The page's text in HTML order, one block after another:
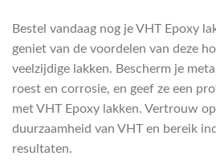
Bestel vandaag nog je VHT Epoxy
geniet van de voordelen van deze
veelzijdige lakken. Bescherm je
roest en corrosie, en geef ze een
met VHT Epoxy lakken. Vertrouw
duurzaamheid van VHT en bereik
resultaten.